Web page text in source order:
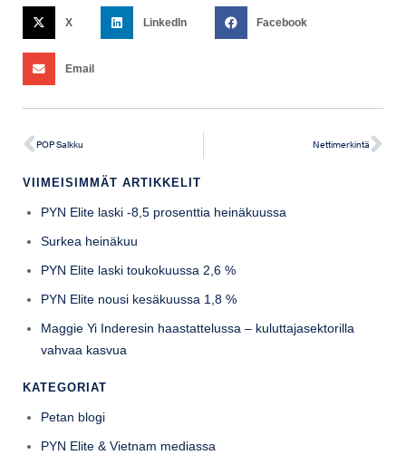
X LinkedIn Facebook
Email
POP Salkku Nettimerkintä
VIIMEISIMMÄT ARTIKKELIT
PYN Elite laski -8,5 prosenttia heinäkuussa
Surkea heinäkuu
PYN Elite laski toukokuussa 2,6 %
PYN Elite nousi kesäkuussa 1,8 %
Maggie Yi Inderesin haastattelussa – kuluttajasektorilla
vahvaa kasvua
KATEGORIAT
Petan blogi
PYN Elite & Vietnam mediassa